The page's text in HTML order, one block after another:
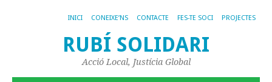
INICI CONEIXE’NS CONTACTE FES-TE SOCI PROJECTES
RUBÍ SOLIDARI
Acció Local, Justícia Global